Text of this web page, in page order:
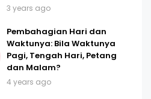
3 years ago
Pembahagian Hari dan
Waktunya: Bila Waktunya
Pagi, Tengah Hari, Petang
dan Malam?
4 years ago